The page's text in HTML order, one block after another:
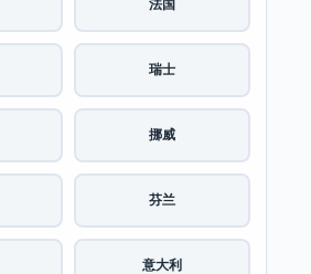
法国
瑞士
挪威
芬兰
意大利